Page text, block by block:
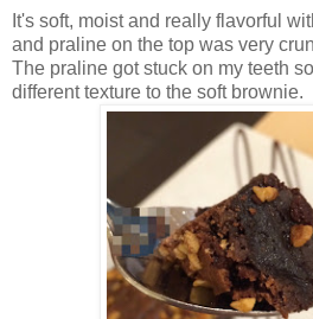
It's soft, moist and really flavorful
and praline on the top was very
The praline got stuck on my teeth
different texture to the soft brownie.